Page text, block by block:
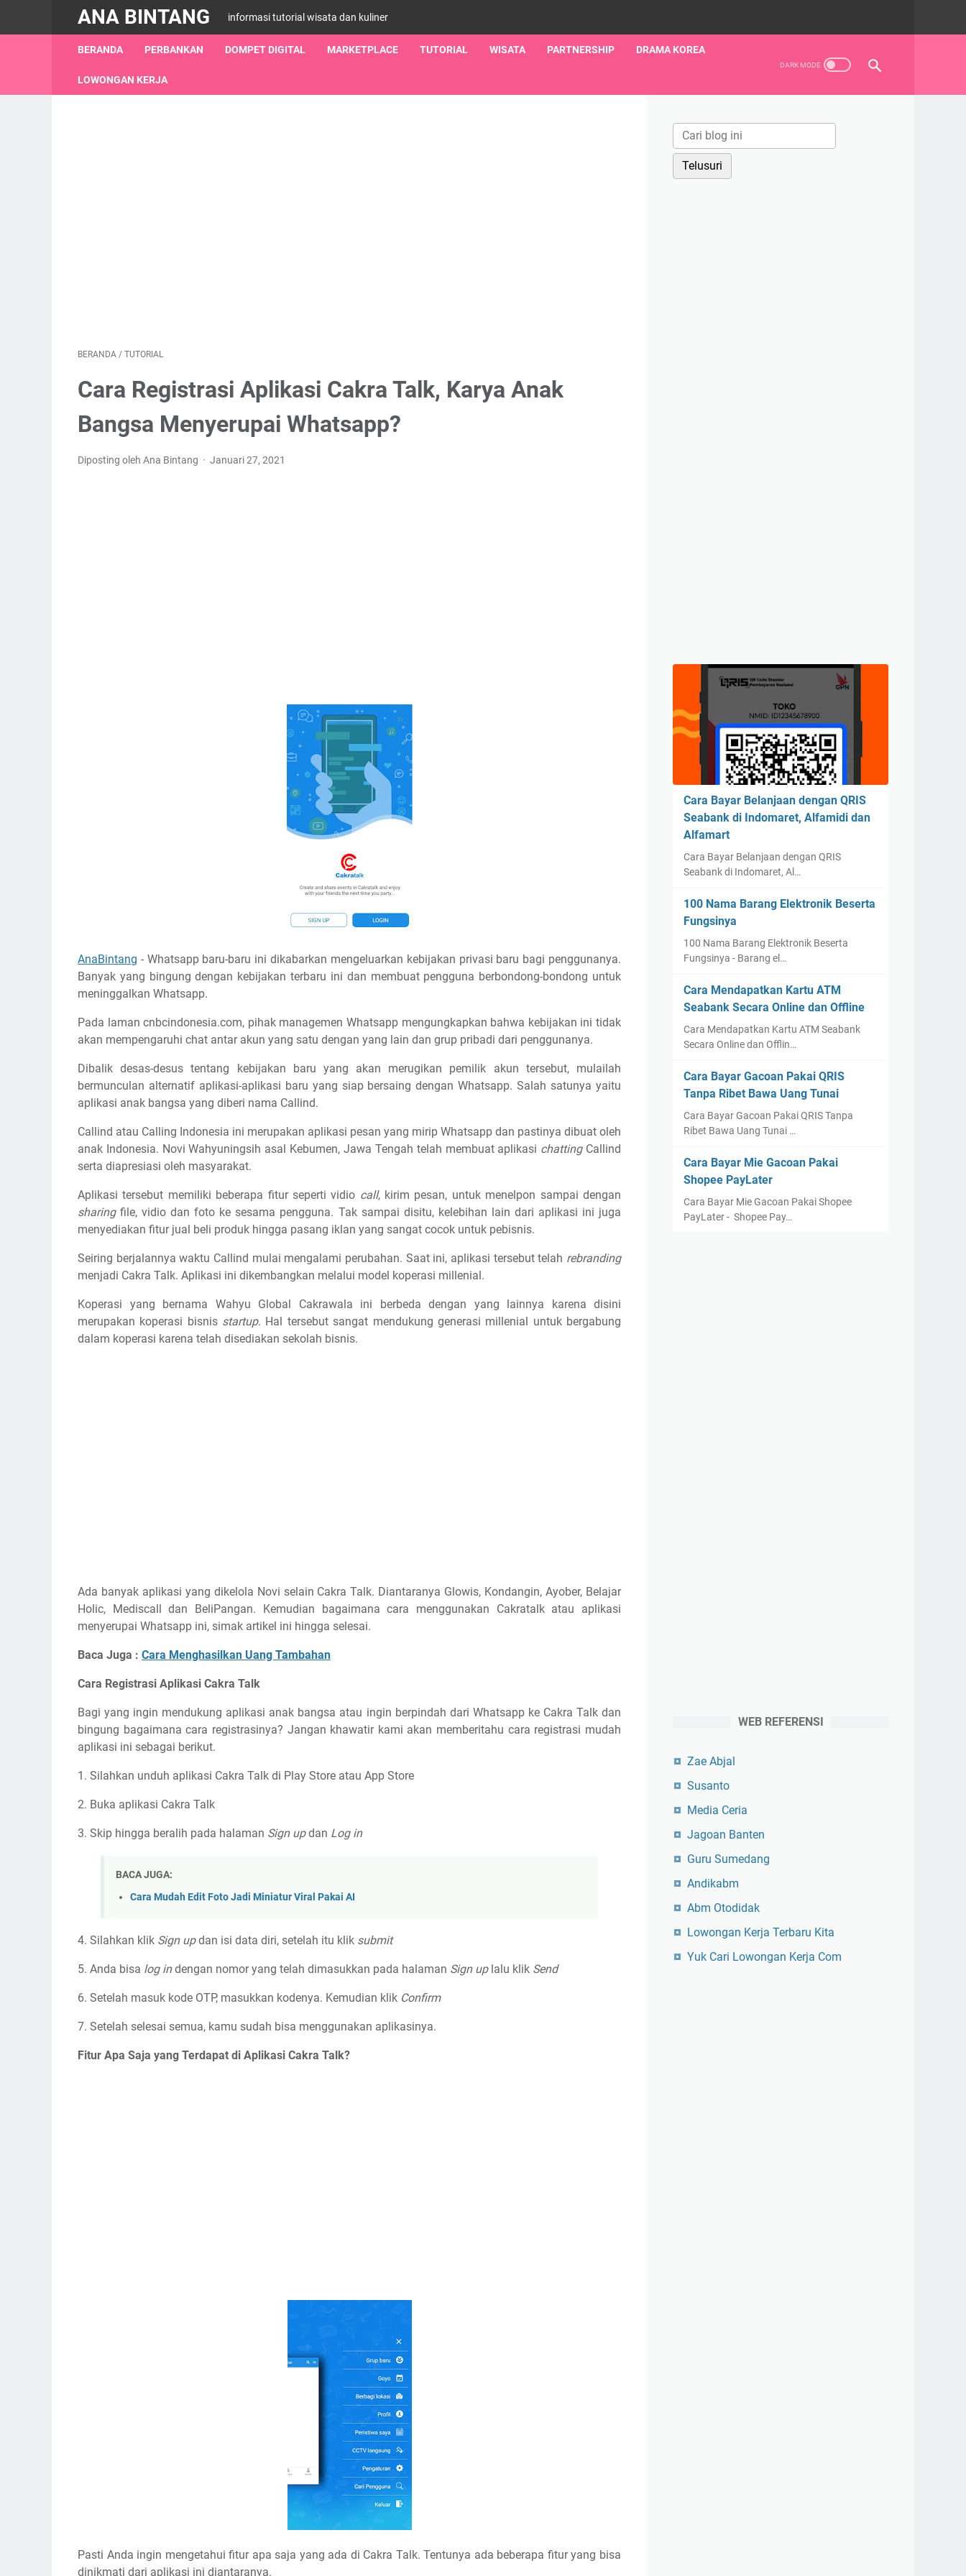
ANA BINTANG informasi tutorial wisata dan kuliner
BERANDA PERBANKAN DOMPET DIGITAL MARKETPLACE TUTORIAL WISATA PARTNERSHIP DRAMA KOREA
LOWONGAN KERJA
BERANDA / TUTORIAL
Cara Registrasi Aplikasi Cakra Talk, Karya Anak
Bangsa Menyerupai Whatsapp?
Diposting oleh Ana Bintang Januari 27, 2021
AnaBintang - Whatsapp baru-baru ini dikabarkan mengeluarkan kebijakan privasi baru bagi penggunanya.
Banyak yang bingung dengan kebijakan terbaru ini dan membuat pengguna berbondong-bondong untuk
meninggalkan Whatsapp.
Pada laman cnbcindonesia.com, pihak managemen Whatsapp mengungkapkan bahwa kebijakan ini tidak
akan mempengaruhi chat antar akun yang satu dengan yang lain dan grup pribadi dari penggunanya.
Dibalik desas-desus tentang kebijakan baru yang akan merugikan pemilik akun tersebut, mulailah
bermunculan alternatif aplikasi-aplikasi baru yang siap bersaing dengan Whatsapp. Salah satunya yaitu
aplikasi anak bangsa yang diberi nama Callind.
Callind atau Calling Indonesia ini merupakan aplikasi pesan yang mirip Whatsapp dan pastinya dibuat oleh
anak Indonesia. Novi Wahyuningsih asal Kebumen, Jawa Tengah telah membuat aplikasi chattingCallind
serta diapresiasi oleh masyarakat.
Aplikasi tersebut memiliki beberapa fitur seperti vidio call, kirim pesan, untuk menelpon sampai dengan
sharingfile, vidio dan foto ke sesama pengguna. Tak sampai disitu, kelebihan lain dari aplikasi ini juga
menyediakan fitur jual beli produk hingga pasang iklan yang sangat cocok untuk pebisnis.
Seiring berjalannya waktu Callind mulai mengalami perubahan. Saat ini, aplikasi tersebut telah rebranding
menjadi Cakra Talk. Aplikasi ini dikembangkan melalui model koperasi millenial.
Koperasi yang bernama Wahyu Global Cakrawala ini berbeda dengan yang lainnya karena disini
merupakan koperasi bisnis startup. Hal tersebut sangat mendukung generasi millenial untuk bergabung
dalam koperasi karena telah disediakan sekolah bisnis.
Ada banyak aplikasi yang dikelola Novi selain Cakra Talk. Diantaranya Glowis, Kondangin, Ayober, Belajar
Holic, Mediscall dan BeliPangan. Kemudian bagaimana cara menggunakan Cakratalk atau aplikasi
menyerupai Whatsapp ini, simak artikel ini hingga selesai.
Baca Juga : Cara Menghasilkan Uang Tambahan
Cara Registrasi Aplikasi Cakra Talk
Bagi yang ingin mendukung aplikasi anak bangsa atau ingin berpindah dari Whatsapp ke Cakra Talk dan
bingung bagaimana cara registrasinya? Jangan khawatir kami akan memberitahu cara registrasi mudah
aplikasi ini sebagai berikut.
1. Silahkan unduh aplikasi Cakra Talk di Play Store atau App Store
2. Buka aplikasi Cakra Talk
3. Skip hingga beralih pada halaman Sign updan Log in
BACA JUGA:
Cara Mudah Edit Foto Jadi Miniatur Viral Pakai AI
4. Silahkan klik Sign updan isi data diri, setelah itu klik submit
5. Anda bisa log indengan nomor yang telah dimasukkan pada halaman Sign uplalu klik Send
6. Setelah masuk kode OTP, masukkan kodenya. Kemudian klik Confirm
7. Setelah selesai semua, kamu sudah bisa menggunakan aplikasinya.
Fitur Apa Saja yang Terdapat di Aplikasi Cakra Talk?
Pasti Anda ingin mengetahui fitur apa saja yang ada di Cakra Talk. Tentunya ada beberapa fitur yang bisa
dinikmati dari aplikasi ini diantaranya.
Cara Bayar Belanjaan dengan QRIS
Seabank di Indomaret, Alfamidi dan
Alfamart
Cara Bayar Belanjaan dengan QRIS
Seabank di Indomaret, Al…
100 Nama Barang Elektronik Beserta
Fungsinya
100 Nama Barang Elektronik Beserta
Fungsinya - Barang el…
Cara Mendapatkan Kartu ATM
Seabank Secara Online dan Offline
Cara Mendapatkan Kartu ATM Seabank
Secara Online dan Offlin…
Cara Bayar Gacoan Pakai QRIS
Tanpa Ribet Bawa Uang Tunai
Cara Bayar Gacoan Pakai QRIS Tanpa
Ribet Bawa Uang Tunai …
Cara Bayar Mie Gacoan Pakai
Shopee PayLater
Cara Bayar Mie Gacoan Pakai Shopee
PayLater - Shopee Pay…
WEB REFERENSI
Zae Abjal
Susanto
Media Ceria
Jagoan Banten
Guru Sumedang
Andikabm
Abm Otodidak
Lowongan Kerja Terbaru Kita
Yuk Cari Lowongan Kerja Com